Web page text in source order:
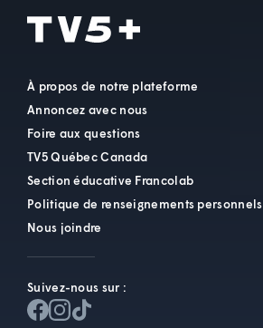
À propos de notre plateforme
Annoncez avec nous
Foire aux questions
TV5 Québec Canada
Section éducative Francolab
Politique de renseignements personnels
Nous joindre
Suivez-nous sur :